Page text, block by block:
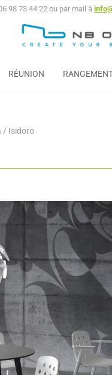
98 73 44 22 ou par mail à
RÉUNION
/ Isidoro